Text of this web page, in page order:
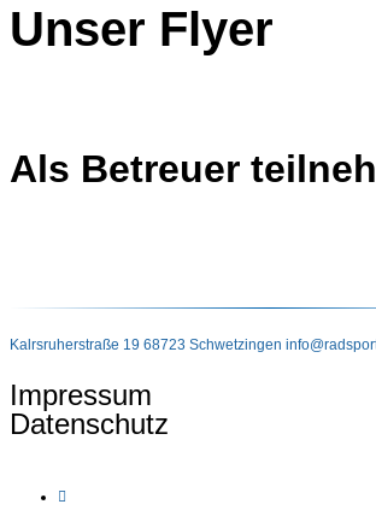
Unser Flyer
Als Betreuer
Kalrsruherstraße 19 68723 Schwetzingen
Impressum
Datenschutz